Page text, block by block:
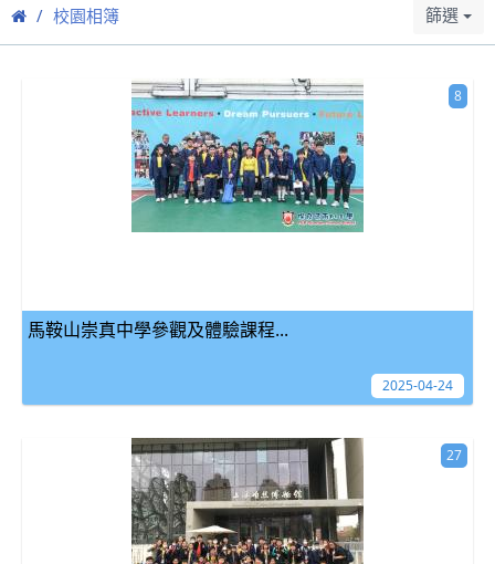
校園相簿 篩選
馬鞍山崇真中學參觀及體驗課程...
8
2025-04-24
27